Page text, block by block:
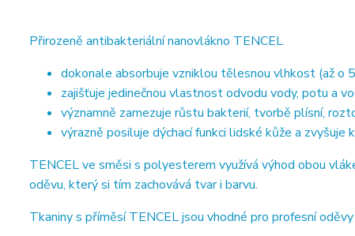
Přirozeně antibakteriální nanovlákno TENCEL
dokonale absorbuje vzniklou tělesnou vlhkost (až o
zajišťuje jedinečnou vlastnost odvodu vody, potu a
významně zamezuje růstu bakterií, tvorbě plísní,
výrazně posiluje dýchací funkci lidské kůže a zvyšuje
TENCEL ve směsi s polyesterem využívá výhod obou
oděvu, který si tím zachovává tvar i barvu.
Tkaniny s příměsí TENCEL jsou vhodné pro profesní